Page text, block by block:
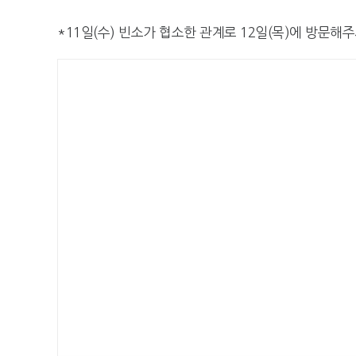
*11일(수) 빈소가 협소한 관계로 12일(목)에 방문해주